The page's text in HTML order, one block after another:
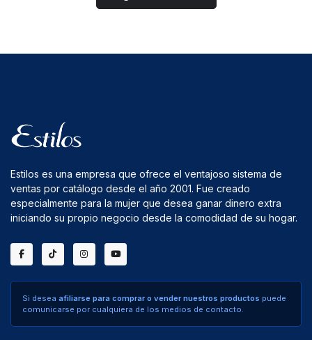
Estilos es una empresa que ofrece el ventajoso sistema de
ventas por catálogo desde el año 2001. Fue creado
especialmente para la mujer que desea ganar dinero extra
iniciando su propio negocio desde la comodidad de su hogar.
Si desea afiliarse para comprar o vender nuestros productos puede
comunicarse por cualquiera de los medios de contacto.